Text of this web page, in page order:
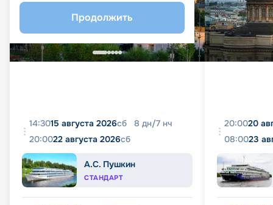
Продолжить
14:3015 августа 2026сб 8 дн/7 нч
20:0022 августа 2026сб
А.С. Пушкин
СТАНДАРТ
20:0020
08:0023